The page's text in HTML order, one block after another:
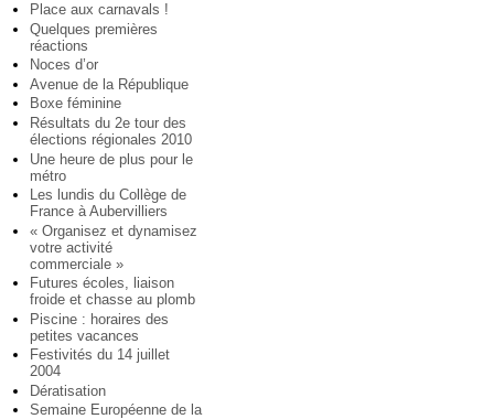
Place aux carnavals !
Quelques premières
réactions
Noces d’or
Avenue de la République
Boxe féminine
Résultats du 2e tour des
élections régionales 2010
Une heure de plus pour le
métro
Les lundis du Collège de
France à Aubervilliers
« Organisez et dynamisez
votre activité
commerciale »
Futures écoles, liaison
froide et chasse au plomb
Piscine : horaires des
petites vacances
Festivités du 14 juillet
2004
Dératisation
Semaine Européenne de la